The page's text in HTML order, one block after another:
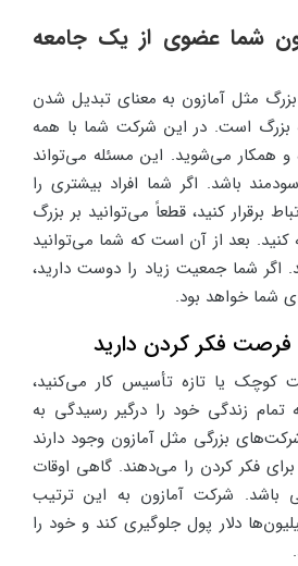
شما عضوی از یک جامعه
مثل آمازون به معنای تبدیل شدن
است. در این شرکت شما با همه
و همکار می‌شوید. این مسئله می‌تواند
باشد. اگر شما افراد بیشتری را
برقرار کنید، قطعاً می‌توانید بر بزرگ
بعد از آن است که شما می‌توانید
اگر شما جمعیت زیاد را دوست دارید،
شما خواهد بود.
کوچک یا تازه تأسیس کار می‌کنید،
زندگی خود را درگیر رسیدگی به
بزرگی مثل آمازون وجود دارند
فکر کردن را می‌دهند. گاهی اوقات
باشد. شرکت آمازون به این ترتیب
دلار پول جلوگیری کند و خود را